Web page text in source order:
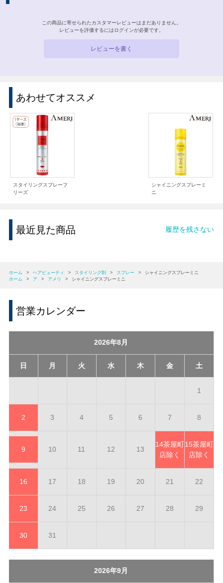
この商品に寄せられたカスタマーレビューはまだありません。
レビューを評価するには ログインが必要です。
レビューを書く
あわせてオススメ
スタイリングスプレーフ
リーズ
シャイニングスプレーミ
ニ
最近見た商品 履歴を残さない
ホーム > ヘアビューティ > スタイリング剤 > スプレー >
シャイニングスプレーミニ
ホーム
> ア > アメリ > シャイニングスプレーミニ
営業カレンダー
2026年8月
日 月 火 水 木 金 土
1
2 3 4 5 6 7 8
9 10 11 12 13
14茶屋町
店除く
15茶屋町
店除く
16 17 18 19 20 21 22
23 24 25 26 27 28 29
30 31
2026年9月